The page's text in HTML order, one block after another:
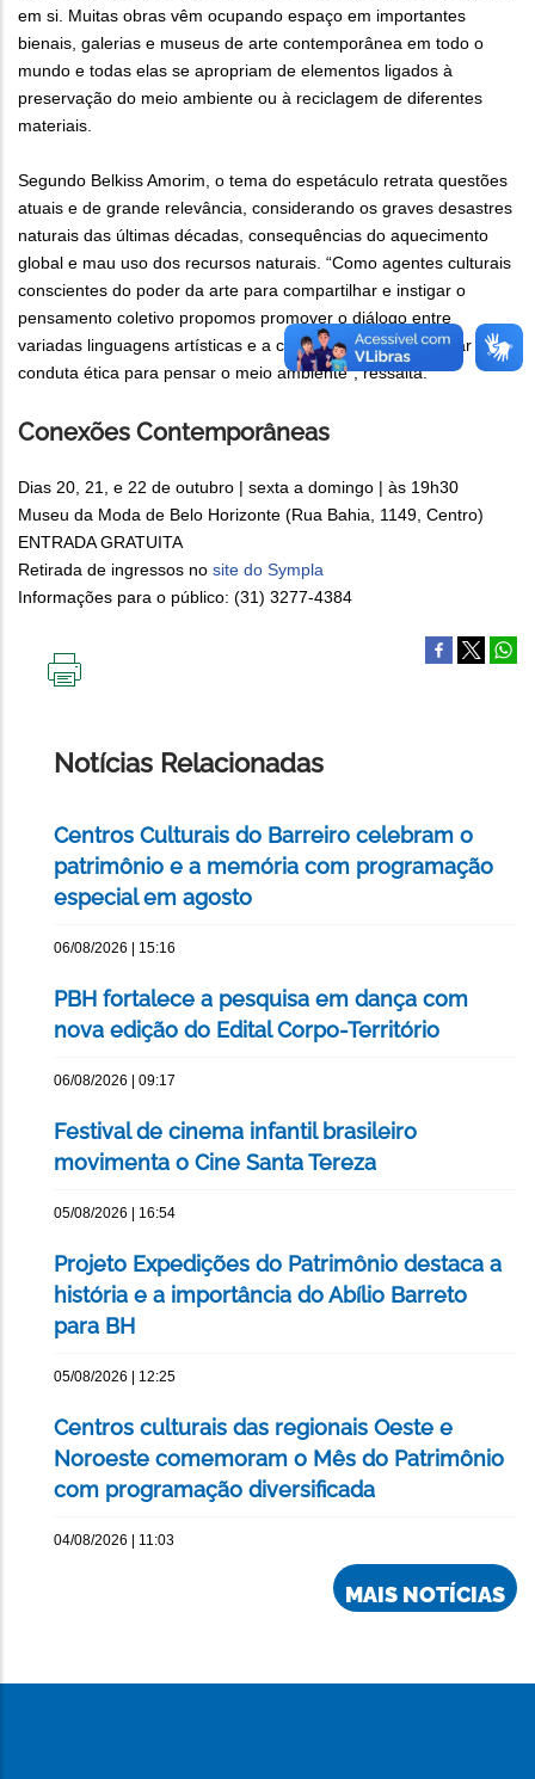
em si. Muitas obras vêm ocupando espaço em importantes
bienais, galerias e museus de arte contemporânea em todo o
mundo e todas elas se apropriam de elementos ligados à
preservação do meio ambiente ou à reciclagem de diferentes
materiais.
Segundo Belkiss Amorim, o tema do espetáculo retrata questões
atuais e de grande relevância, considerando os graves desastres
naturais das últimas décadas, consequências do aquecimento
global e mau uso dos recursos naturais. “Como agentes culturais
conscientes do poder da arte para compartilhar e instigar o
pensamento coletivo propomos promover o diálogo entre
variadas linguagens artísticas e a ciência a fim de despertar a
conduta ética para pensar o meio ambiente”, ressalta.
Conexões Contemporâneas
Dias 20, 21, e 22 de outubro | sexta a domingo | às 19h30
Museu da Moda de Belo Horizonte (Rua Bahia, 1149, Centro)
ENTRADA GRATUITA
Retirada de ingressos no site do Sympla
Informações para o público: (31) 3277-4384
Notícias Relacionadas
Centros Culturais do Barreiro celebram o
patrimônio e a memória com programação
especial em agosto
06/08/2026 | 15:16
PBH fortalece a pesquisa em dança com
nova edição do Edital Corpo-Território
06/08/2026 | 09:17
Festival de cinema infantil brasileiro
movimenta o Cine Santa Tereza
05/08/2026 | 16:54
Projeto Expedições do Patrimônio destaca a
história e a importância do Abílio Barreto
para BH
05/08/2026 | 12:25
Centros culturais das regionais Oeste e
Noroeste comemoram o Mês do Patrimônio
com programação diversificada
04/08/2026 | 11:03
MAIS NOTÍCIAS